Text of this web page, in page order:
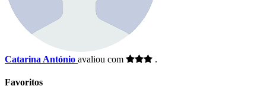
Catarina António avaliou com .
Favoritos